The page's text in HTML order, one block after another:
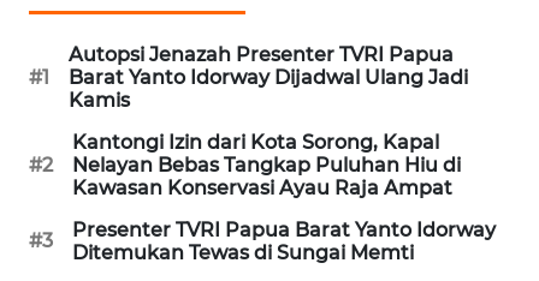
#1
Autopsi Jenazah Presenter TVRI Papua
Barat Yanto Idorway Dijadwal Ulang Jadi
Kamis
#2
Kantongi Izin dari Kota Sorong, Kapal
Nelayan Bebas Tangkap Puluhan Hiu di
Kawasan Konservasi Ayau Raja Ampat
#3
Presenter TVRI Papua Barat Yanto Idorway
Ditemukan Tewas di Sungai Memti
METRO
NEWS
JAKARTA
NEWS